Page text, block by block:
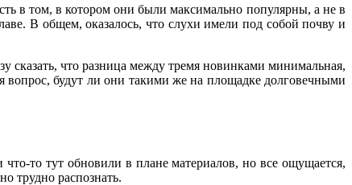
в том, в котором они были максимально популярны, а не в
В общем, оказалось, что слухи имели под собой почву и
сказать, что разница между тремя новинками минимальная,
вопрос, будут ли они такими же на площадке долговечными
то тут обновили в плане материалов, но все ощущается,
трудно распознать.